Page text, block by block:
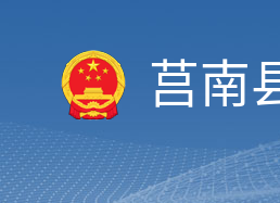
莒南
财政信息
重要部署执行公开
行政权力
价格与收费